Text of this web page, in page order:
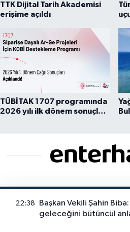
TTK Dijital Tarih Akademisi
erişime açıldı
TÜBİTAK 1707 programında
2026 yılı ilk dönem sonuçları
Dijital dünyanın hızına
gündemi 7/24 takip ederek en
bildirimlerle sunar. Bilgiye
22:38
Başkan Vekili Şahin
geleceğini bütüncül